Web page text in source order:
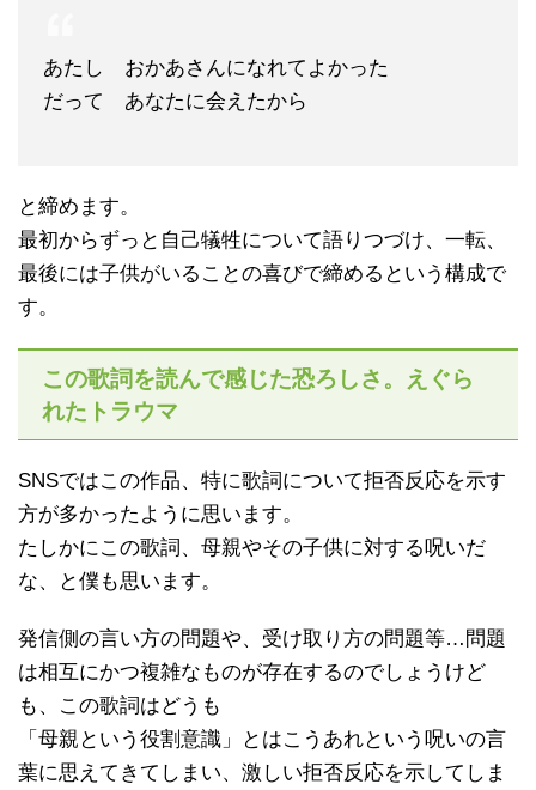
あたし おかあさんになれてよかった
だって あなたに会えたから
と締めます。
最初からずっと自己犠牲について語りつづけ、一転、
最後には子供がいることの喜びで締めるという構成で
す。
この歌詞を読んで感じた恐ろしさ。えぐら
れたトラウマ
SNSではこの作品、特に歌詞について拒否反応を示す
方が多かったように思います。
たしかにこの歌詞、母親やその子供に対する呪いだ
な、と僕も思います。
発信側の言い方の問題や、受け取り方の問題等…問題
は相互にかつ複雑なものが存在するのでしょうけど
も、この歌詞はどうも
「母親という役割意識」とはこうあれという呪いの言
葉に思えてきてしまい、激しい拒否反応を示してしま